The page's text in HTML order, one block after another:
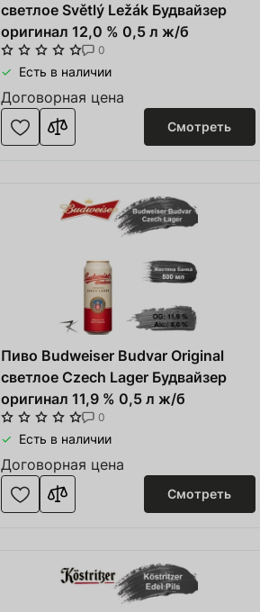
Катера и лодки
Солодовни
Изделия из дерева
Оборудование HoReCa
Производство
Тара и упаковка
светлое Světlý Ležák Будвайзер
оригинал 12,0 % 0,5 л ж/б
0
Есть в наличии
Договорная цена
Смотреть
Пиво Budweiser Budvar Original
светлое Czech Lager Будвайзер
оригинал 11,9 % 0,5 л ж/б
0
Есть в наличии
Договорная цена
Смотреть